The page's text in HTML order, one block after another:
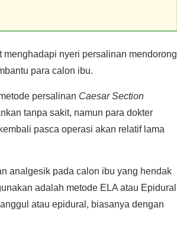
nyeri persalinan mendorong
para calon ibu.
persalinan Caesar Section
tanpa sakit, namun para dokter
pasca operasi akan relatif lama
analgesik pada calon ibu yang hendak
adalah metode ELA atau Epidural
atau epidural, biasanya dengan